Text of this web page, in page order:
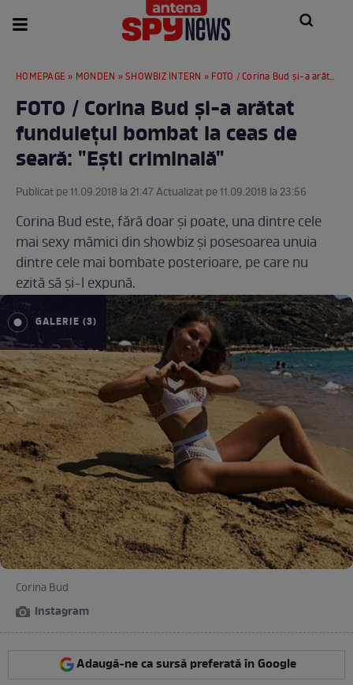
HOMEPAGE » MONDEN »SHOWBIZ INTERN » FOTO / Corina Bud și-a arătat fundulețul bombat la ceas de seară: "Ești criminală"
FOTO / Corina Bud și-a arătat
fundulețul bombat la ceas de
seară: "Ești criminală"
Publicat pe 11.09.2018 la 21:47 Actualizat pe 11.09.2018 la 23:56
Corina Bud este, fără doar și poate, una dintre cele
mai sexy mămici din showbiz și posesoarea unuia
dintre cele mai bombate posterioare, pe care nu
ezită să și-l expună.
GALERIE (3)
Corina Bud
Instagram
Adaugă-ne ca sursă preferată în Google